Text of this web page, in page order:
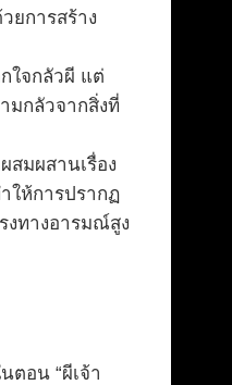
ยการสร้าง
ใจกลัวผี แต่
มกลัวจากสิ่งที่
มผสานเรื่อง
ให้การปรากฏ
งทางอารมณ์สูง
อน “ผีเจ้า